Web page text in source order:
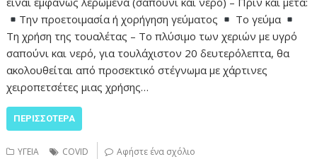
Την προετοιμασία ή χορήγηση γεύματος
Το γεύμα
Τη χρήση της τουαλέτας – Το πλύσιμο των χεριών με υγρό
σαπούνι και νερό, για τουλάχιστον 20 δευτερόλεπτα, θα
ακολουθείται από προσεκτικό στέγνωμα με χάρτινες
χειροπετσέτες μιας χρήσης…
ΠΕΡΙΣΣΌΤΕΡΑ
ΥΓΕΙΑ COVID Αφήστε ένα σχόλιο